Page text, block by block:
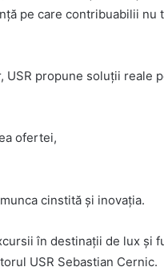
pe care contribuabilii nu
propune soluții reale
ofertei,
cinstită și inovația.
în destinații de lux și
USR Sebastian Cernic.